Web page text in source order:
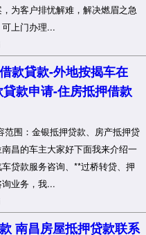
为客户排忧解难，解决燃眉之急
上门办理...
款貸款-外地按揭车在
款申请-住房抵押借款
范围：金银抵押贷款、房产抵押贷
昌的车主大家好下面我来介绍一
贷款服务咨询、**过桥转贷、押
业务，我...
南昌房屋抵押贷款联系